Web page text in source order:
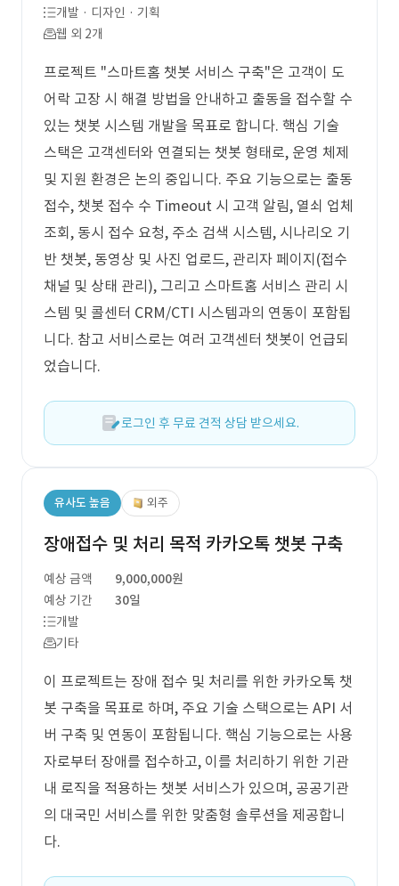
개발 · 디자인 · 기획
웹 외 2개
프로젝트 "스마트홈 챗봇 서비스 구축"은 고객이 도
어락 고장 시 해결 방법을 안내하고 출동을 접수할 수
있는 챗봇 시스템 개발을 목표로 합니다. 핵심 기술
스택은 고객센터와 연결되는 챗봇 형태로, 운영 체제
및 지원 환경은 논의 중입니다. 주요 기능으로는 출동
접수, 챗봇 접수 수 Timeout 시 고객 알림, 열쇠 업체
조회, 동시 접수 요청, 주소 검색 시스템, 시나리오 기
반 챗봇, 동영상 및 사진 업로드, 관리자 페이지(접수
채널 및 상태 관리), 그리고 스마트홈 서비스 관리 시
스템 및 콜센터 CRM/CTI 시스템과의 연동이 포함됩
니다. 참고 서비스로는 여러 고객센터 챗봇이 언급되
었습니다.
로그인 후 무료 견적 상담 받으세요.
유사도 높음 외주
장애접수 및 처리 목적 카카오톡 챗봇 구축
예상 금액
9,000,000원
예상 기간
30일
개발
기타
이 프로젝트는 장애 접수 및 처리를 위한 카카오톡 챗
봇 구축을 목표로 하며, 주요 기술 스택으로는 API 서
버 구축 및 연동이 포함됩니다. 핵심 기능으로는 사용
자로부터 장애를 접수하고, 이를 처리하기 위한 기관
내 로직을 적용하는 챗봇 서비스가 있으며, 공공기관
의 대국민 서비스를 위한 맞춤형 솔루션을 제공합니
다.